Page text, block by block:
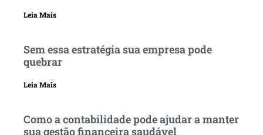
Leia Mais
Sem essa estratégia sua empresa pode
quebrar
Leia Mais
Como a contabilidade pode ajudar a manter
sua gestão financeira saudável